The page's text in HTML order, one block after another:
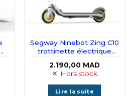
Segway Ninebot Zing C10
trottinette électrique
2.190,00 MAD
Hors stock
Lire la suite